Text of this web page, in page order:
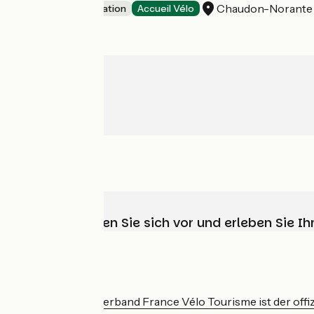
Group accommodation Accueil Vélo Chaudon-Norante
Wählen, bereiten Sie sich vor und erleben Sie
Der nationale Verband France Vélo Tourisme ist der